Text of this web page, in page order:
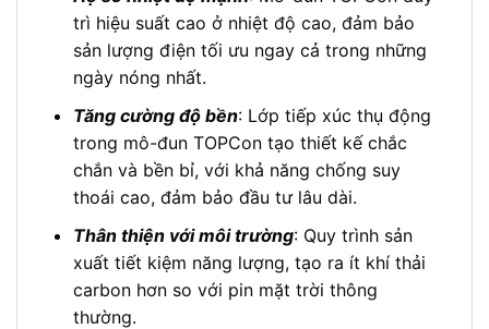
trì hiệu suất cao ở nhiệt độ cao, đảm bảo
sản lượng điện tối ưu ngay cả trong những
ngày nóng nhất.
Tăng cường độ bền: Lớp tiếp xúc thụ động
trong mô-đun TOPCon tạo thiết kế chắc
chắn và bền bỉ, với khả năng chống suy
thoái cao, đảm bảo đầu tư lâu dài.
Thân thiện với môi trường: Quy trình sản
xuất tiết kiệm năng lượng, tạo ra ít khí thải
carbon hơn so với pin mặt trời thông
thường.